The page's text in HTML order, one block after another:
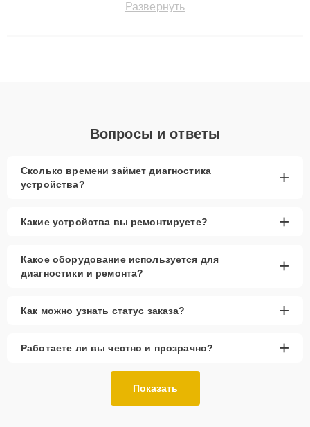
технику с сохранением гарантии до 3 лет. Наши мастера
Развернуть
Вопросы и ответы
Сколько времени займет диагностика
устройства?
+
Какие устройства вы ремонтируете? +
Какое оборудование используется для
диагностики и ремонта?
+
Как можно узнать статус заказа? +
Работаете ли вы честно и прозрачно? +
Показать